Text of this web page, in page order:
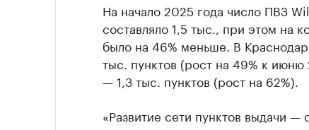
На начало 2025 года число ПВЗ
составляло 1,5 тыс., при этом на
было на 46% меньше. В
тыс. пунктов (рост на 49% к
— 1,3 тыс. пунктов (рост на 62%).
«Развитие сети пунктов выдачи —